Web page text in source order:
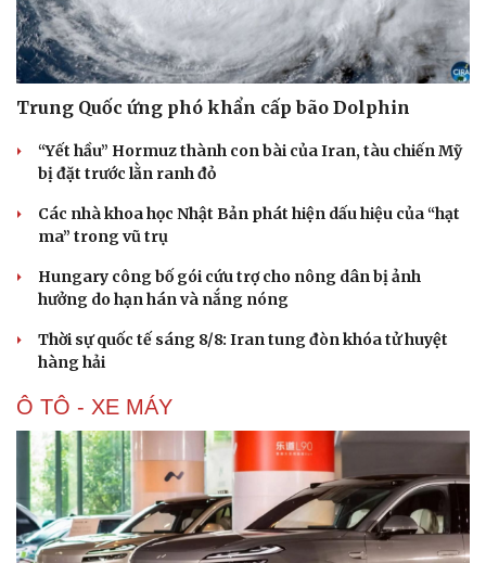
Du lịch
Tư vấn
Podcast
Câu chuyện thời sự
Trung Quốc ứng phó khẩn cấp bão Dolphin
“Yết hầu” Hormuz thành con bài của Iran, tàu chiến Mỹ
bị đặt trước lằn ranh đỏ
Các nhà khoa học Nhật Bản phát hiện dấu hiệu của “hạt
ma” trong vũ trụ
Hungary công bố gói cứu trợ cho nông dân bị ảnh
hưởng do hạn hán và nắng nóng
Thời sự quốc tế sáng 8/8: Iran tung đòn khóa tử huyệt
hàng hải
Ô TÔ - XE MÁY